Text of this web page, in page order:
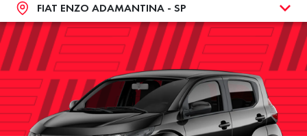
FIAT ENZO ADAMANTINA - SP